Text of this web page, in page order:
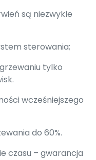
są niezwykle
sterowania;
tylko
wcześniejszego
do 60%.
czasu – gwarancja